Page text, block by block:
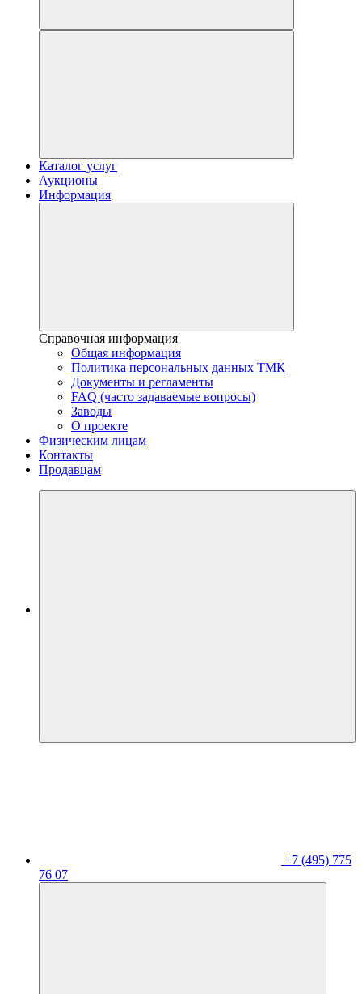
Каталог услуг
Аукционы
Информация
Справочная информация
Общая информация
Политика персональных данных ТМК
Документы и регламенты
FAQ (часто задаваемые вопросы)
Заводы
О проекте
Физическим лицам
Контакты
Продавцам
+7 (495) 775
76 07